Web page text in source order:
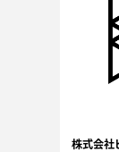
株式会社